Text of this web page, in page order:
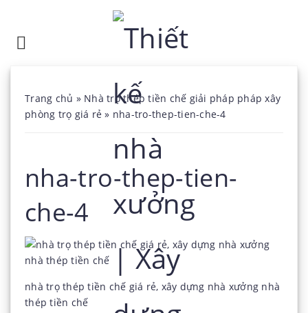
Trang chủ » Nhà trọ thép tiền chế giải pháp pháp xây
phòng trọ giá rẻ » nha-tro-thep-tien-che-4
nha-tro-thep-tien-
che-4
nhà trọ thép tiền chế giá rẻ, xây dựng nhà xưởng nhà
thép tiền chế